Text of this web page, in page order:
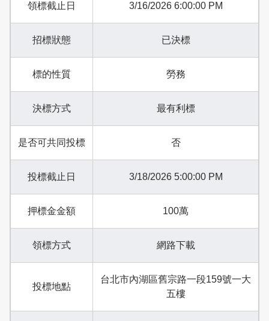
領標截止日 3/16/2026 6:00:00 PM
招標狀態 已決標
標的性質 勞務
決標方式 最有利標
是否可共同投標 否
投標截止日 3/18/2026 5:00:00 PM
押標金金額 100萬
領標方式 網路下載
投標地點
台北市內湖區舊宗路一段159號一大
五樓